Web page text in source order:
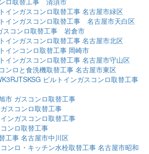
インガスコンロ取替工事 名古屋市緑区
インガスコンロ取替工事 名古屋市天白区
スコンロ取替工事 岩倉市
インガスコンロ取替工事 名古屋市北区
インコンロ取替工事 岡崎市
インガスコンロ取替工事 名古屋市守山区
ンロと食洗機取替工事 名古屋市東区
ビルトインガスコンロ取替工事
市 ガスコンロ取替工事
スコンロ取替工事
ンガスコンロ取替工事
ンロ取替工事
工事 名古屋市中川区
ンロ・キッチン水栓取替工事 名古屋市昭和